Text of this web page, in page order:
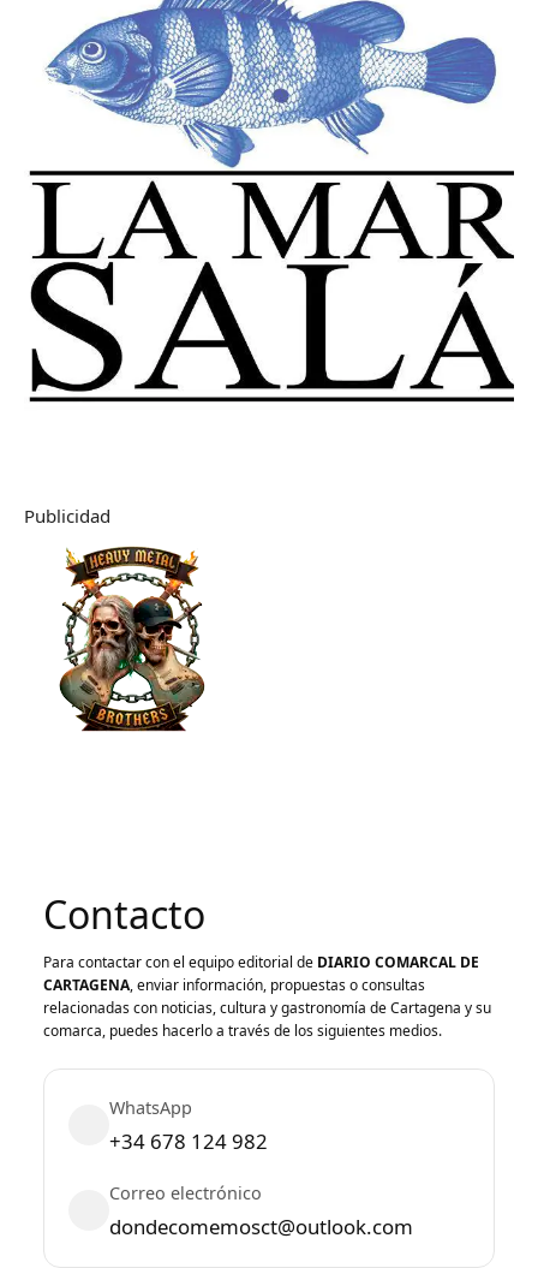
Publicidad
Contacto
Para contactar con el equipo editorial de DIARIO COMARCAL DE
CARTAGENA, enviar información, propuestas o consultas
relacionadas con noticias, cultura y gastronomía de Cartagena y su
comarca, puedes hacerlo a través de los siguientes medios.
WhatsApp
+34 678 124 982
Correo electrónico
dondecomemosct@outlook.com